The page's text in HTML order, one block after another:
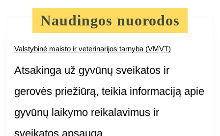
Naudingos nuorodos
Valstybinė maisto ir veterinarijos tarnyba (VMVT)
Atsakinga už gyvūnų sveikatos ir
gerovės priežiūrą, teikia informaciją apie
gyvūnų laikymo reikalavimus ir
sveikatos apsaugą.